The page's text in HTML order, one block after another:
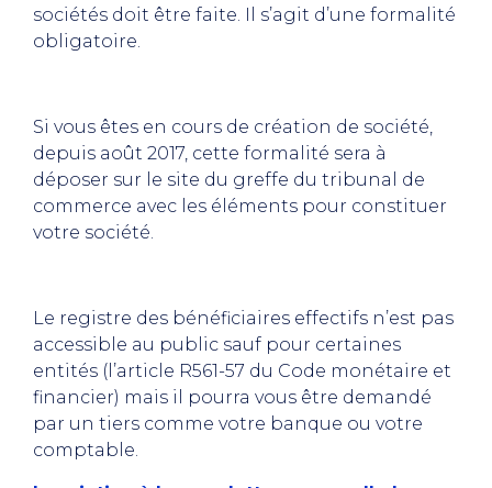
sociétés doit être faite. Il s’agit d’une formalité
obligatoire.
Si vous êtes en cours de création de société,
depuis août 2017, cette formalité sera à
déposer sur le site du greffe du tribunal de
commerce avec les éléments pour constituer
votre société.
Le registre des bénéficiaires effectifs n’est pas
accessible au public sauf pour certaines
entités ( l’article R561-57 du Code monétaire et
financier) mais il pourra vous être demandé
par un tiers comme votre banque ou votre
comptable.